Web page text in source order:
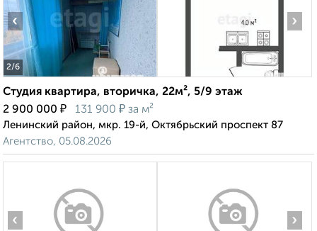
2/6
‹ ›
Студия квартира, вторичка, 22м², 5/9 этаж
2 900 000 ₽ 131 900 ₽ за м²
Ленинский район, мкр. 19-й, Октябрьский проспект 87
Агентство, 05.08.2026
‹ ›